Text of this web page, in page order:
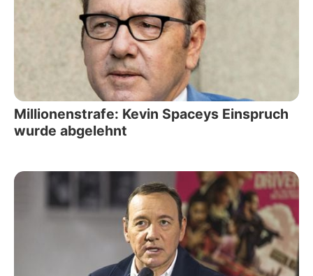
Millionenstrafe: Kevin Spaceys Einspruch
wurde abgelehnt